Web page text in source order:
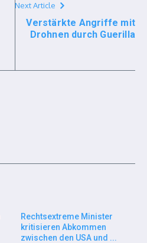
Next Article
Verstärkte Angriffe mit
Drohnen durch Guerilla
Rechtsextreme Minister
kritisieren Abkommen
zwischen den USA und ...